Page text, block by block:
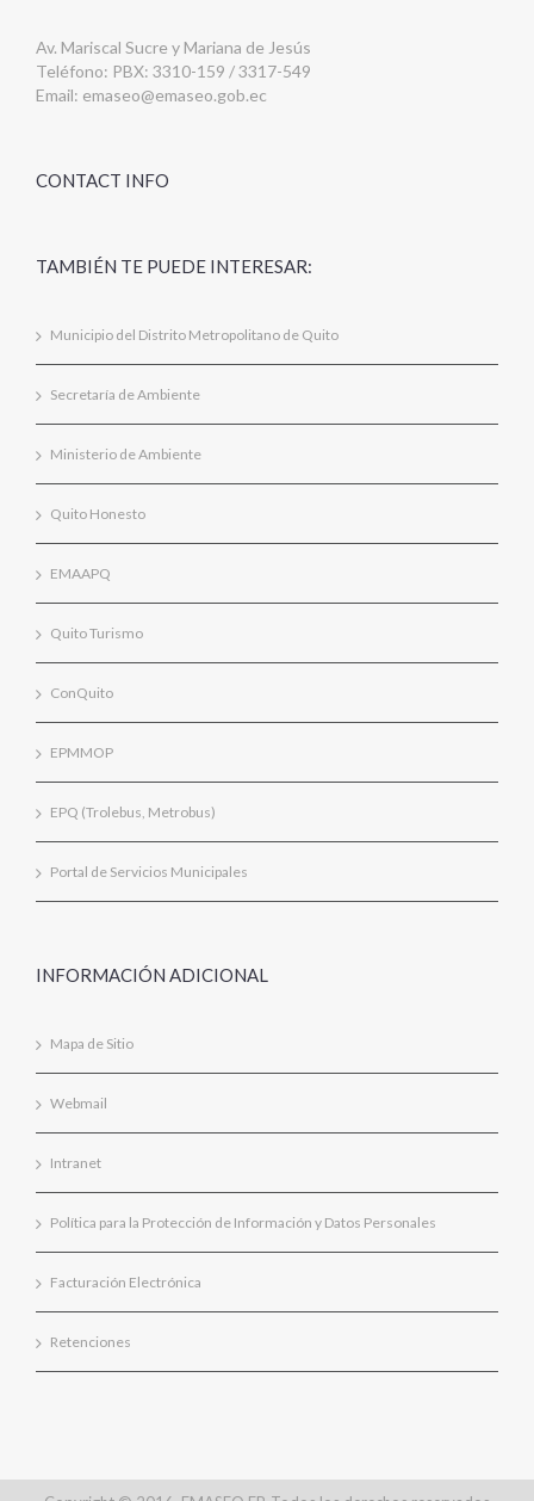
Av. Mariscal Sucre y Mariana de Jesús
Teléfono: PBX: 3310-159 / 3317-549
Email: emaseo@emaseo.gob.ec
CONTACT INFO
TAMBIÉN TE PUEDE INTERESAR:
Municipio del Distrito Metropolitano de Quito
Secretaría de Ambiente
Ministerio de Ambiente
Quito Honesto
EMAAPQ
Quito Turismo
ConQuito
EPMMOP
EPQ (Trolebus, Metrobus)
Portal de Servicios Municipales
INFORMACIÓN ADICIONAL
Mapa de Sitio
Webmail
Intranet
Política para la Protección de Información y Datos Personales
Facturación Electrónica
Retenciones